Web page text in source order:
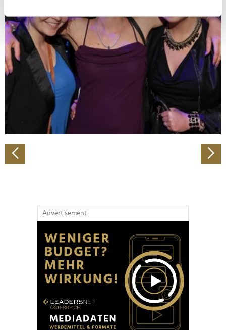
bestimmten Merkmalen (Fingerprinting) identifizieren
Erfahren Sie mehr darüber, wie Ihre persönlichen Daten
verarbeitet werden, und legen Sie Ihre Präferenzen im
Abschnitt Einzelheiten
fest.
Wir verwenden Cookies, um Inhalte und Anzeigen zu
personalisieren, Funktionen für soziale Medien anbieten
zu können und die Zugriffe auf unsere Website zu
analysieren. Außerdem geben wir Informationen zu Ihrer
Verwendung unserer Website an unsere Partner für
soziale Medien, Werbung und Analysen weiter. Unsere
Partner führen diese Informationen möglicherweise mit
Advertisement